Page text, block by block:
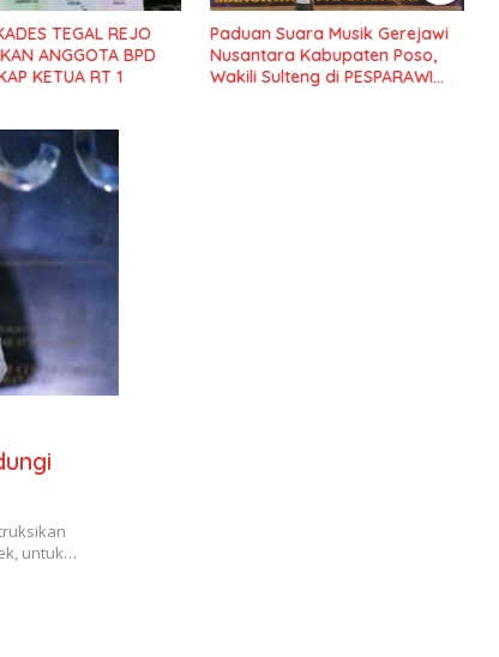
Musik Gerejawi
Kabupaten Poso,
di PESPARAWI
Kepala BNPB Instruksikan
Jebol Sumbatan Longsor
untuk…